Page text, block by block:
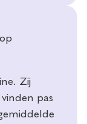
Zij
pas